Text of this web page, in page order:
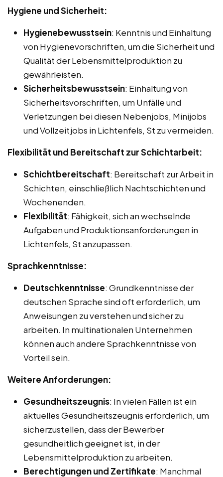
Hygiene und Sicherheit:
Hygienebewusstsein: Kenntnis und Einhaltung
von Hygienevorschriften, um die Sicherheit und
Qualität der Lebensmittelproduktion zu
gewährleisten.
Sicherheitsbewusstsein: Einhaltung von
Sicherheitsvorschriften, um Unfälle und
Verletzungen bei diesen Nebenjobs, Minijobs
und Vollzeitjobs in Lichtenfels, St zu vermeiden.
Flexibilität und Bereitschaft zur Schichtarbeit:
Schichtbereitschaft: Bereitschaft zur Arbeit in
Schichten, einschließlich Nachtschichten und
Wochenenden.
Flexibilität: Fähigkeit, sich an wechselnde
Aufgaben und Produktionsanforderungen in
Lichtenfels, St anzupassen.
Sprachkenntnisse:
Deutschkenntnisse: Grundkenntnisse der
deutschen Sprache sind oft erforderlich, um
Anweisungen zu verstehen und sicher zu
arbeiten. In multinationalen Unternehmen
können auch andere Sprachkenntnisse von
Vorteil sein.
Weitere Anforderungen:
Gesundheitszeugnis: In vielen Fällen ist ein
aktuelles Gesundheitszeugnis erforderlich, um
sicherzustellen, dass der Bewerber
gesundheitlich geeignet ist, in der
Lebensmittelproduktion zu arbeiten.
Berechtigungen und Zertifikate: Manchmal